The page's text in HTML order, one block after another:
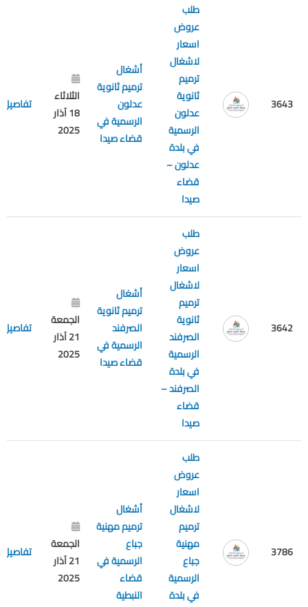
3643
طلب
عروض
اسعار
لاشغال
ترميم
ثانوية
عدلون
الرسمية
في بلدة
عدلون –
قضاء
صيدا
أشغال
ترميم ثانوية
عدلون
الرسمية في
قضاء صيدا
الثلاثاء
18 آذار
2025
تفاصيل
3642
طلب
عروض
اسعار
لاشغال
ترميم
ثانوية
الصرفند
الرسمية
في بلدة
الصرفند –
قضاء
صيدا
أشغال
ترميم ثانوية
الصرفند
الرسمية في
قضاء صيدا
الجمعة
21 آذار
2025
تفاصيل
3786
طلب
عروض
اسعار
لاشغال
ترميم
مهنية
جباع
الرسمية
في بلدة
أشغال
ترميم مهنية
جباع
الرسمية في
قضاء
النبطية
الجمعة
21 آذار
2025
تفاصيل